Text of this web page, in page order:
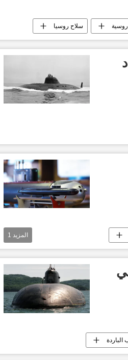
سلاح روسيا
المزيد 1
الباردة